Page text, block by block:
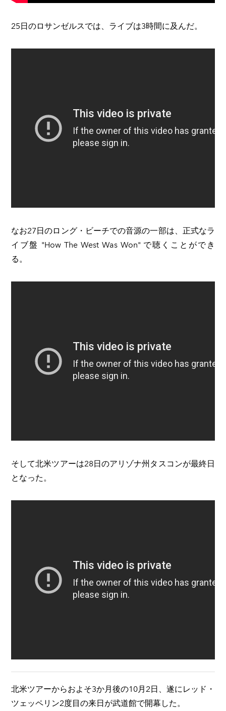
​25日のロサンゼルスでは、ライブは3時間に及んだ。
なお27日のロング・ビーチでの音源の一部は、正式なラ
イブ盤 "How The West Was Won" で聴くことができ
る。
そして北米ツアーは28日のアリゾナ州タスコンが最終日
となった。
北米ツアーからおよそ3か月後の10月2日、遂にレッド・
ツェッペリン2度目の来日が武道館で開幕した。